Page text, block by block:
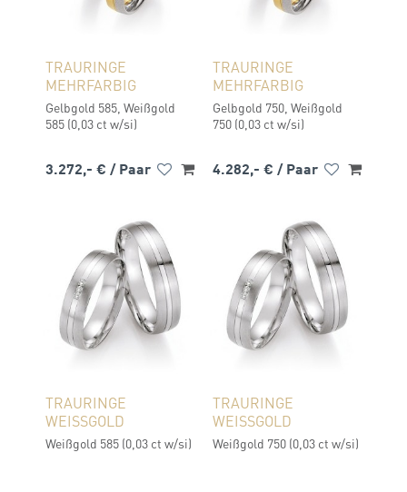
TRAURINGE
MEHRFARBIG
Gelbgold 585, Weißgold
585 (0,03 ct w/si)
3.272,- € / Paar
TRAURINGE
MEHRFARBIG
Gelbgold 750, Weißgold
750 (0,03 ct w/si)
4.282,- € / Paar
TRAURINGE
WEISSGOLD
Weißgold 585 (0,03 ct w/si)
TRAURINGE
WEISSGOLD
Weißgold 750 (0,03 ct w/si)